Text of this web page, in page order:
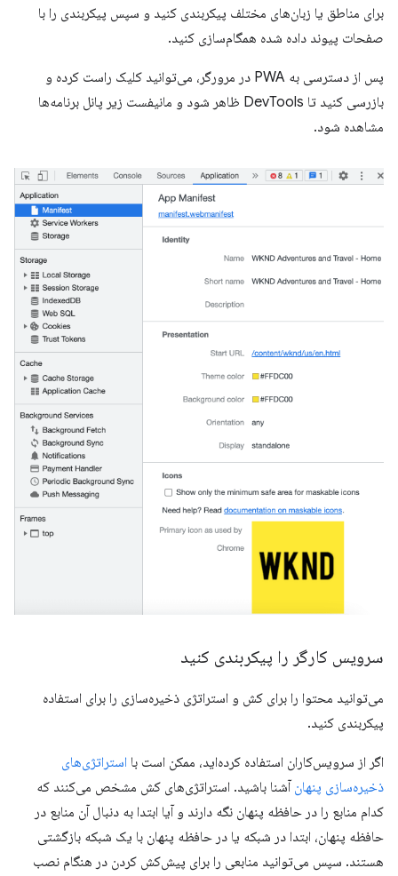
برای مناطق یا زبان‌های مختلف پیکربندی کنید و سپس پیکربندی را با
صفحات پیوند داده شده همگام‌سازی کنید.
پس از دسترسی به PWA در مرورگر، می‌توانید کلیک راست کرده و
بازرسی کنید تا DevTools ظاهر شود و مانیفست زیر پانل برنامه‌ها
مشاهده شود.
سرویس کارگر را پیکربندی کنید
می‌توانید محتوا را برای کش و استراتژی ذخیره‌سازی را برای استفاده
پیکربندی کنید.
اگر از سرویس‌کاران استفاده کرده‌اید، ممکن است با استراتژی‌های
ذخیره‌سازی پنهان آشنا باشید. استراتژی‌های کش مشخص می‌کنند که
کدام منابع را در حافظه پنهان نگه دارند و آیا ابتدا به دنبال آن منابع در
حافظه پنهان، ابتدا در شبکه یا در حافظه پنهان با یک شبکه بازگشتی
هستند. سپس می‌توانید منابعی را برای پیش‌کش کردن در هنگام نصب